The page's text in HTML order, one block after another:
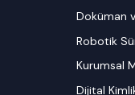
Doküman
Robotik
Kurumsal
Dijital